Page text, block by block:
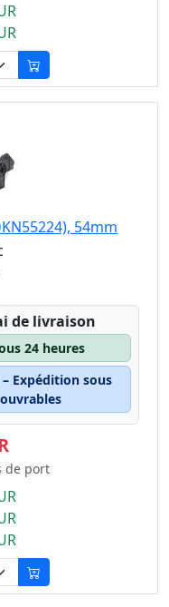
54mm
de livraison
24 heures
Expédition sous
de port